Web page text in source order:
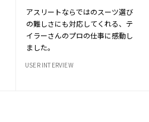
アスリートならではのスーツ選び
の難しさにも対応してくれる、テ
イラーさんのプロの仕事に感動し
ました。
USER INTERVIEW